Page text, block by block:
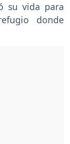
su vida para
donde